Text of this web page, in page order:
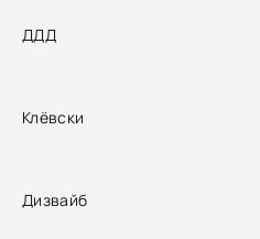
ДДД
Клёвски
Дизвайб